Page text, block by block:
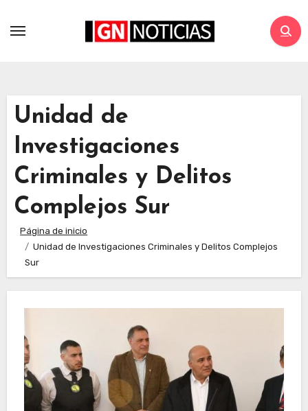
Unidad de
Investigaciones
Criminales y Delitos
Complejos Sur
Página de inicio
Unidad de Investigaciones Criminales y Delitos Complejos
Sur